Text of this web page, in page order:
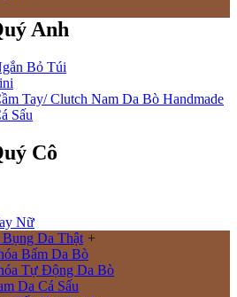
Anh
Bỏ Túi
Tay/ Clutch Nam Da Bò Handmade
Sấu
Cô
Nữ
Da Thật +
Bấm Da Bò
Tự Động Da Bò
Da Cá Sấu